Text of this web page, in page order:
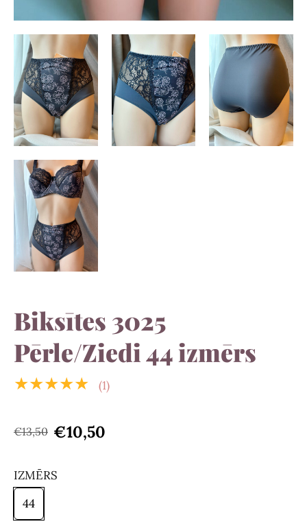
Biksītes 3025
Pērle/Ziedi 44 izmērs
★★★★★ (1)
€13,50 €10,50
IZMĒRS
44